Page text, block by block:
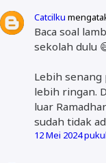
Catcilku
Baca soal
sekolah dulu
Lebih senang
lebih ringan.
luar
sudah tidak
12 Mei 2024